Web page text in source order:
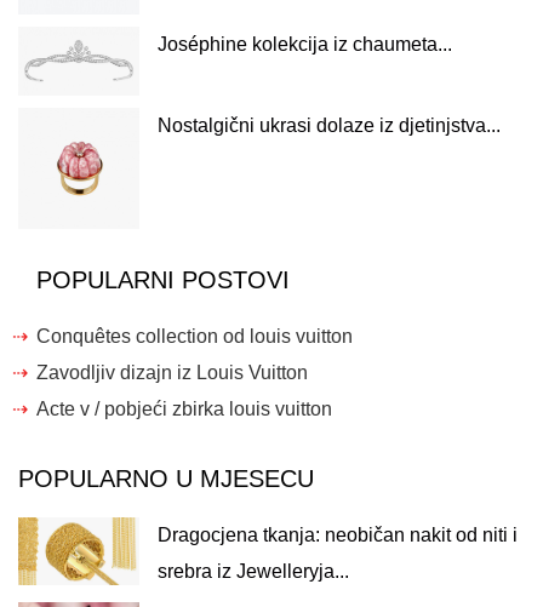
Joséphine kolekcija iz chaumeta...
Nostalgični ukrasi dolaze iz djetinjstva...
POPULARNI POSTOVI
Conquêtes collection od louis vuitton
Zavodljiv dizajn iz Louis Vuitton
Acte v / pobjeći zbirka louis vuitton
POPULARNO U MJESECU
Dragocjena tkanja: neobičan nakit od niti i
srebra iz Jewelleryja...